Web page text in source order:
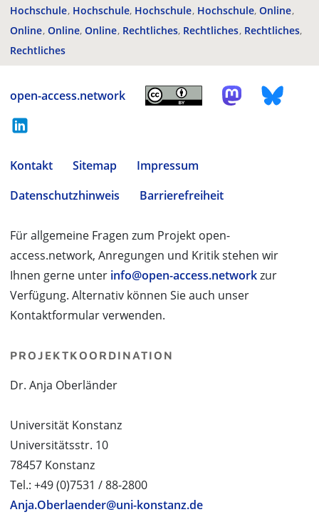
Hochschule Hochschule Hochschule Hochschule Online
Online Online Online Rechtliches Rechtliches Rechtliches
Rechtliches
open-access.network
Kontakt Sitemap
Impressum
Datenschutzhinweis
Barrierefreiheit
Für allgemeine Fragen zum Projekt open-
access.network, Anregungen und Kritik stehen wir
Ihnen gerne unter info@open-access.networkzur
Verfügung. Alternativ können Sie auch unser
Kontaktformular verwenden.
PROJEKTKOORDINATION
Dr. Anja Oberländer
Universität Konstanz
Universitätsstr. 10
78457 Konstanz
Tel.: +49 (0)7531 / 88-2800
Anja.Oberlaender@uni-konstanz.de